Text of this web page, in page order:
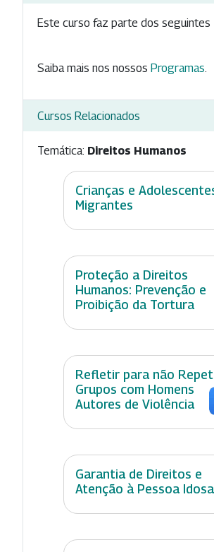
Este curso faz parte dos seguintes
Saiba mais nos nossos Programas.
Cursos Relacionados
Temática: Direitos Humanos
Crianças e
Migrantes
Proteção a Direitos
Humanos: Prevenção e
Proibição da Tortura
Refletir para não
Grupos com Homens
Autores de Violência
Garantia de Direitos e
Atenção à Pessoa Idosa